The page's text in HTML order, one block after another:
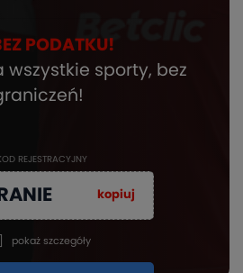
PODATKU!
wszystkie sporty, bez
REJESTRACYJNY
kopiuj
pokaż szczegóły